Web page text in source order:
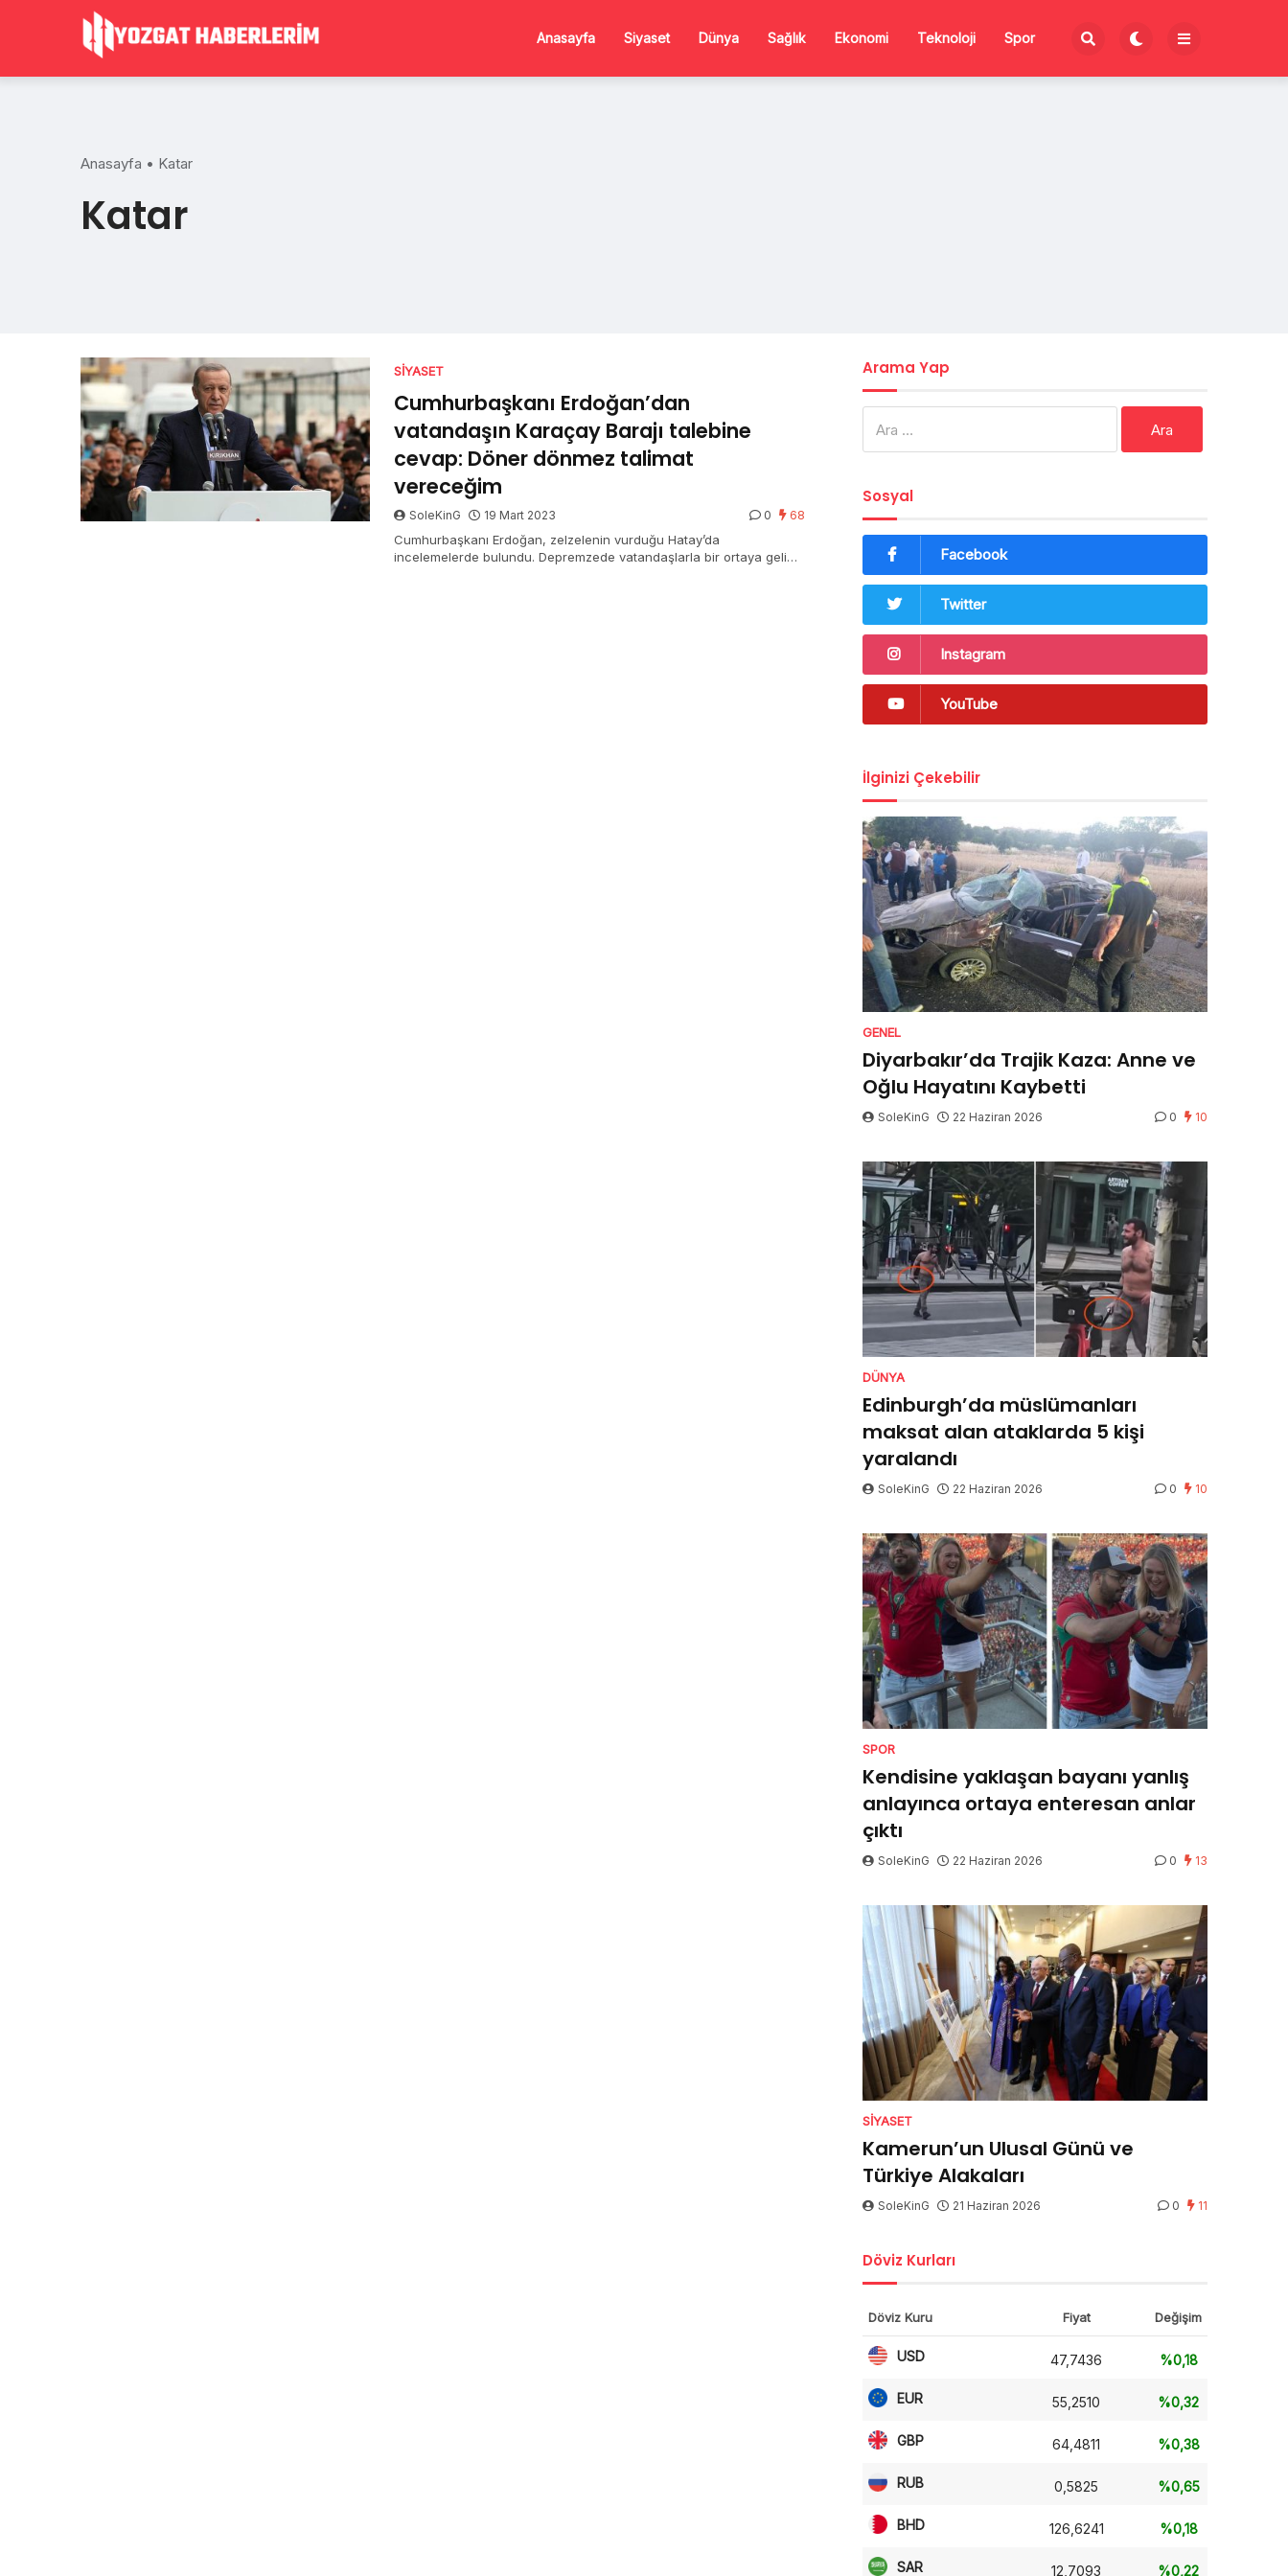
Anasayfa Siyaset Dünya Sağlık Ekonomi Teknoloji Spor
Anasayfa • Katar
Katar
SIYASET
Cumhurbaşkanı Erdoğan’dan
vatandaşın Karaçay Barajı talebine
cevap: Döner dönmez talimat
vereceğim
SoleKinG 19 Mart 2023 0 68
Cumhurbaşkanı Erdoğan, zelzelenin vurduğu Hatay’da
incelemelerde bulundu. Depremzede vatandaşlarla bir ortaya gelip
Arama Yap
Sosyal
Facebook
Twitter
Instagram
YouTube
İlginizi Çekebilir
GENEL
Diyarbakır’da Trajik Kaza: Anne ve
Oğlu Hayatını Kaybetti
SoleKinG 22 Haziran 2026 0 10
DÜNYA
Edinburgh’da müslümanları
maksat alan ataklarda 5 kişi
yaralandı
SoleKinG 22 Haziran 2026 0 10
SPOR
Kendisine yaklaşan bayanı yanlış
anlayınca ortaya enteresan anlar
çıktı
SoleKinG 22 Haziran 2026 0 13
SIYASET
Kamerun’un Ulusal Günü ve
Türkiye Alakaları
SoleKinG 21 Haziran 2026 0 11
Döviz Kurları
Döviz Kuru Fiyat Değişim
USD 47,7436 %0,18
EUR 55,2510 %0,32
GBP 64,4811 %0,38
RUB 0,5825 %0,65
BHD 126,6241 %0,18
SAR 12,7093 %0,22